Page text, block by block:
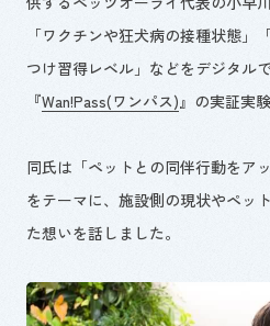
「ワクチンや狂犬病の接種状態」
つけ習得レベル」などをデジタル
『Wan!Pass(ワンパス) 』の実証実
同氏は「ペットとの同伴行動をア
をテーマに、施設側の現状やペッ
た想いを話しました。